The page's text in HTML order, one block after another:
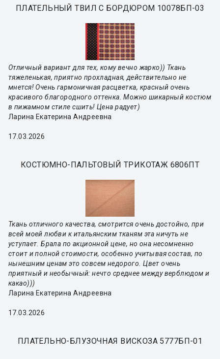
ПЛАТЕЛЬНЫЙ ТВИЛ С БОРДЮРОМ 10078БП-03
Отличный вариант для тех, кому вечно жарко)) Ткань
тяжеленькая, приятно прохладная, действительно не
мнется! Очень гармоничная расцветка, красный очень
красивого благородного оттенка. Можно шикарный костюм
в пижамном стиле сшить! Цена радует)
Ларина Екатерина Андреевна
17.03.2026
КОСТЮМНО-ПАЛЬТОВЫЙ ТРИКОТАЖ 6806ПТ
Ткань отличного качества, смотрится очень достойно, при
всей моей любви к итальянским тканям эта ничуть не
уступает. Брала по акционной цене, но она несомненно
стоит и полной стоимости, особенно учитывая состав, по
нынешним ценам это совсем недорого. Цвет очень
приятный и необычный: нечто среднее между верблюдом и
какао)))
Ларина Екатерина Андреевна
17.03.2026
ПЛАТЕЛЬНО-БЛУЗОЧНАЯ ВИСКОЗА 5777БП-01